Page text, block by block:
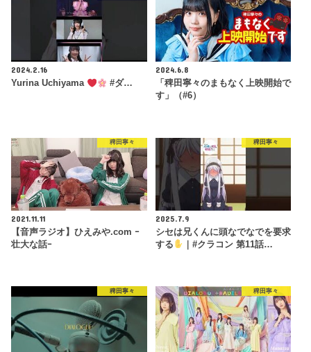
2024.2.16
Yurina Uchiyama
#ダ…
2024.6.8
「稗田寧々のまもなく上映開始で
す」（#6）
稗田寧々
2021.11.11
【音声ラジオ】ひえみや.com ｰ
壮大な話ｰ
稗田寧々
2025.7.9
シセは兄くんに頭なでなでを要求
する
｜#クラコン 第11話…
稗田寧々 稗田寧々